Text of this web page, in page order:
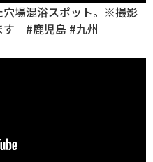
穴場混浴スポット。※撮影
す #鹿児島 #九州